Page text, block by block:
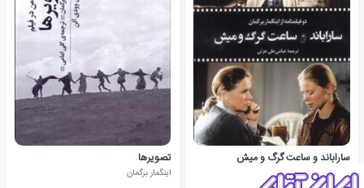
ساراباند و ساعت گرگ و میش
اینگمار برگمان
تصویرها
اینگمار برگمان